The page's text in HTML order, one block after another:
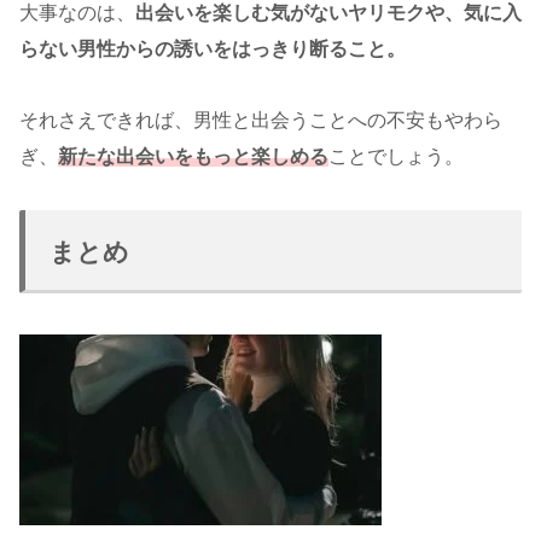
大事なのは、 出会いを楽しむ気がないヤリモクや、気に入
らない男性からの誘いをはっきり断ること。
それさえできれば、男性と出会うことへの不安もやわら
ぎ、 新たな出会いをもっと楽しめることでしょう。
まとめ